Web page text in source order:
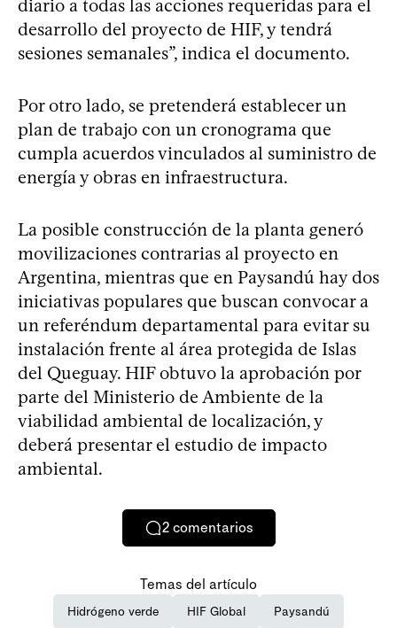
diario a todas las acciones requeridas para el
desarrollo del proyecto de HIF, y tendrá
sesiones semanales”, indica el documento.
Por otro lado, se pretenderá establecer un
plan de trabajo con un cronograma que
cumpla acuerdos vinculados al suministro de
energía y obras en infraestructura.
La posible construcción de la planta generó
movilizaciones contrarias al proyecto en
Argentina, mientras que en Paysandú hay dos
iniciativas populares que buscan convocar a
un referéndum departamental para evitar su
instalación frente al área protegida de Islas
del Queguay. HIF obtuvo la aprobación por
parte del Ministerio de Ambiente de la
viabilidad ambiental de localización, y
deberá presentar el estudio de impacto
ambiental.
2 comentarios
Temas del artículo
Hidrógeno verde HIF Global Paysandú